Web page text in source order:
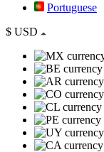
Portuguese
$ USD